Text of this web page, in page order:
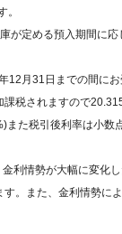
。
が定める預入期間に
12月31日までの間に
課税されますので
また税引後利率は小数
利情勢が大幅に変化
。また、金利情勢に